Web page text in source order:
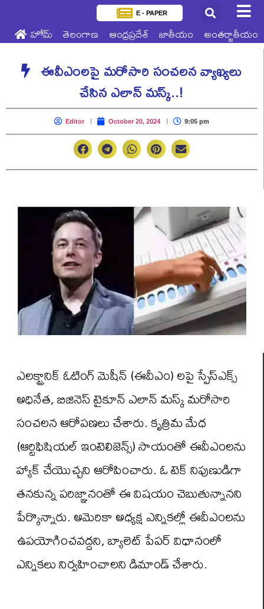
E - PAPER
హోమ్ తెలంగాణ ఆంధ్రప్రదేశ్ జాతీయం అంతర్జాతీయం
ఈవీఎంలపై మరోసారి సంచలన వ్యాఖ్యలు
చేసిన ఎలాన్ మస్క్..!
Editor October 20, 2024 9:05 pm
ఎలక్ట్రానిక్ ఓటింగ్ మెషీన్ (ఈవీఎం) లపై స్పేస్ఎక్స్
అధినేత, బిజినెస్ టైకూన్ ఎలాన్ మస్క్ మరోసారి
సంచలన ఆరోపణలు చేశారు. కృత్రిమ మేధ
(ఆర్టిఫిషియల్ ఇంటెలిజెన్స్) సాయంతో ఈవీఎంలను
హ్యాక్ చేయొచ్చని ఆరోపించారు. ఓ టెక్ నిపుణుడిగా
తనకున్న పరిజ్ఞానంతో ఈ విషయం చెబుతున్నానని
పేర్కొన్నారు. అమెరికా అధ్యక్ష ఎన్నికల్లో ఈవీఎంలను
ఉపయోగించవద్దని, బ్యాలెట్ పేపర్ విధానంలో
ఎన్నికలు నిర్వహించాలని డిమాండ్ చేశారు.